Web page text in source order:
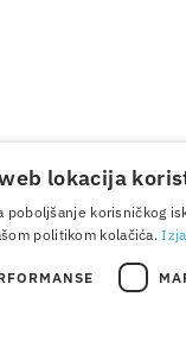
lokacija
poboljšanje korisničkog
politikom kolačića.